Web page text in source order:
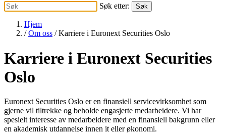
Søk etter: Søk
Hjem
/Om oss / Karriere i Euronext Securities Oslo
Karriere i Euronext Securities
Oslo
Euronext Securities Oslo er en finansiell servicevirksomhet som
gjerne vil tiltrekke og beholde engasjerte medarbeidere. Vi har
spesielt interesse av medarbeidere med en finansiell bakgrunn eller
en akademisk utdannelse innen it eller økonomi.